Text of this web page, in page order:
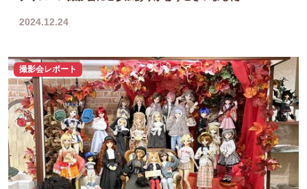
2024.12.24
撮影会レポート